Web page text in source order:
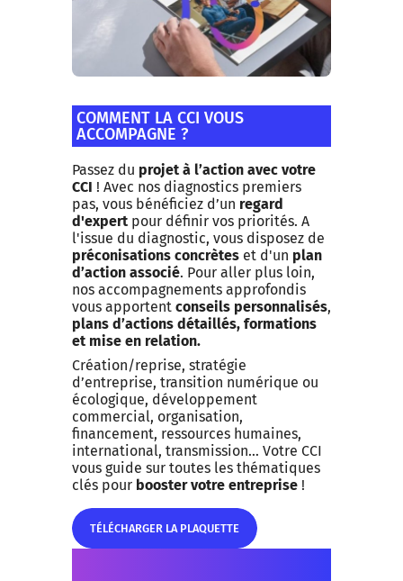
COMMENT LA CCI VOUS
ACCOMPAGNE ?
Passez du projet à l’action avec votre
CCI ! Avec nos diagnostics premiers
pas, vous bénéficiez d’un regard
d'expert pour définir vos priorités. A
l'issue du diagnostic, vous disposez de
préconisations concrètes et d'un plan
d’action associé. Pour aller plus loin,
nos accompagnements approfondis
vous apportent conseils personnalisés,
plans d’actions détaillés, formations
et mise en relation.
Création/reprise, stratégie
d’entreprise, transition numérique ou
écologique, développement
commercial, organisation,
financement, ressources humaines,
international, transmission… Votre CCI
vous guide sur toutes les thématiques
clés pour booster votre entreprise !
TÉLÉCHARGER LA PLAQUETTE